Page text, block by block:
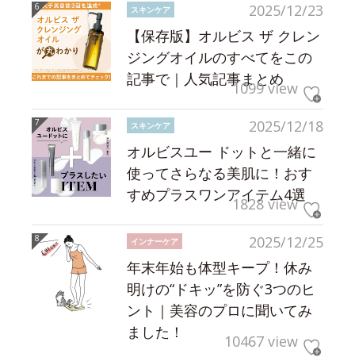
2025/12/23
スキンケア
【保存版】オルビス ザ クレン
ジングオイルのすべてをこの
記事で｜人気記事まとめ
1099 view
2025/12/18
スキンケア
オルビスユー ドットと一緒に
使ってさらなる美肌に！おす
すめプラスワンアイテム4選
1828 view
2025/12/25
インナーケア
年末年始も体型キープ！休み
明けの“ドキッ”を防ぐ3つのヒ
ント｜美容のプロに聞いてみ
ました！
10467 view